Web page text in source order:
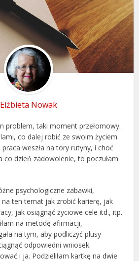
Elżbieta Nowak
problem, taki moment przełomowy.
co dalej robić ze swoim życiem.
weszła na tory rutyny, i choć
co dzień zadowolenie, to poczułam
psychologiczne zabawki,
na ten temat jak zrobić karierę, jak
jak osiągnąć życiowe cele itd., itp.
na metodę afirmacji,
na tym, aby podliczyć plusy
odpowiedni wniosek.
i ja. Podzieliłam kartkę na dwie